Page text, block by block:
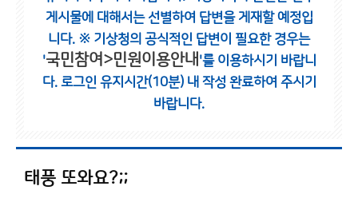
게시물에 대해서는 선별하여 답변을 게재할 예정입
니다. ※ 기상청의 공식적인 답변이 필요한 경우는
'국민참여>민원이용안내 '를 이용하시기 바랍니
다. 로그인 유지시간(10분) 내 작성 완료하여 주시기
바랍니다.
태풍 또와요?;;